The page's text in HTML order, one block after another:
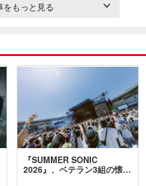
をもっと見る
『SUMMER SONIC
2026』、ベテラン3組の懐…